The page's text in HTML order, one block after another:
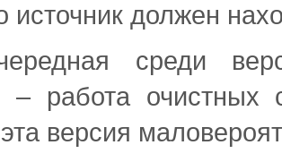
источник должен
среди
– работа очистных
версия